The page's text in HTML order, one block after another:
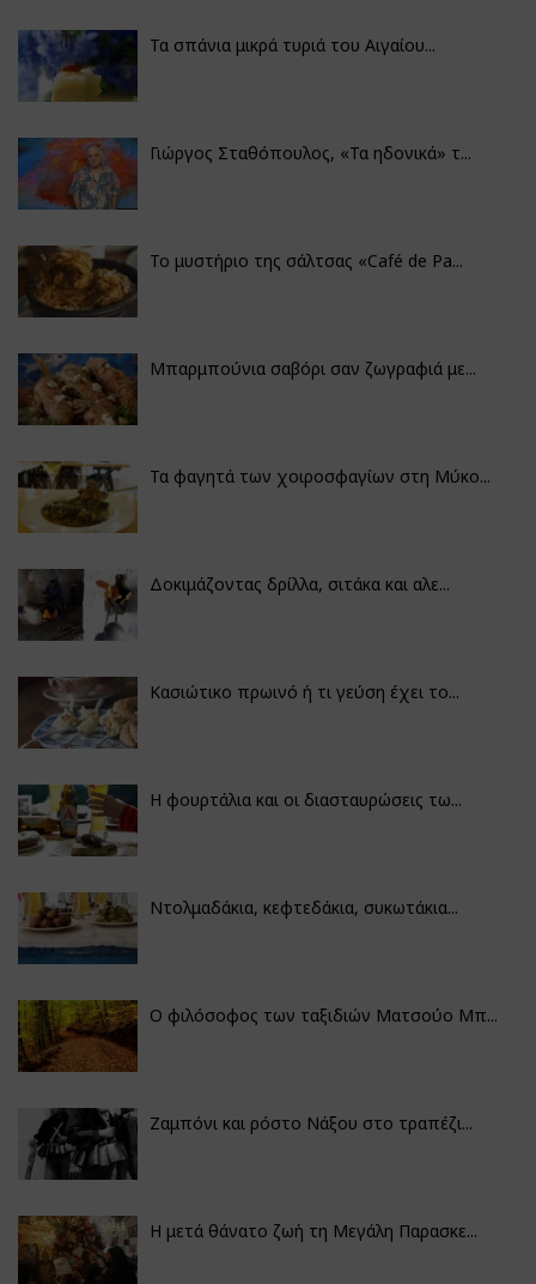
Τα σπάνια μικρά τυριά του Αιγαίου...
Γιώργος Σταθόπουλος, «Τα ηδονικά» τ...
Το μυστήριο της σάλτσας «Café de Pa...
Μπαρμπούνια σαβόρι σαν ζωγραφιά με...
Τα φαγητά των χοιροσφαγίων στη Μύκο...
Δοκιμάζοντας δρίλλα, σιτάκα και αλε...
Κασιώτικο πρωινό ή τι γεύση έχει το...
Η φουρτάλια και οι διασταυρώσεις τω...
Ντολμαδάκια, κεφτεδάκια, συκωτάκια...
Ο φιλόσοφος των ταξιδιών Ματσούο Μπ...
Ζαμπόνι και ρόστο Νάξου στο τραπέζι...
Η μετά θάνατο ζωή τη Μεγάλη Παρασκε...